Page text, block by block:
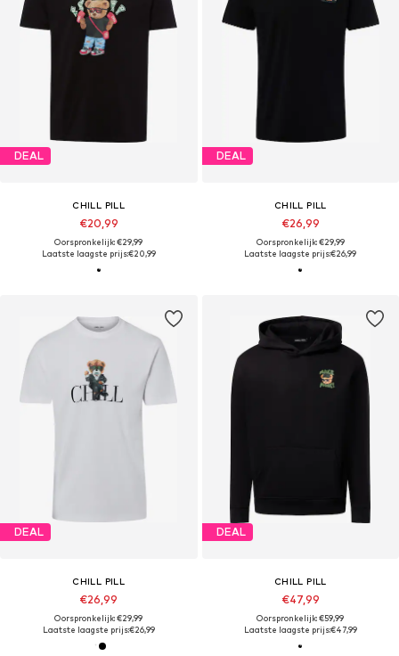
DEAL
CHILL PILL
€20,99
Oorspronkelijk: €29,99
Laatste laagste prijs:€20,99
DEAL
CHILL PILL
€26,99
Oorspronkelijk: €29,99
Laatste laagste prijs:€26,99
DEAL
CHILL PILL
€26,99
Oorspronkelijk: €29,99
Laatste laagste prijs:€26,99
DEAL
CHILL PILL
€47,99
Oorspronkelijk: €59,99
Laatste laagste prijs:€47,99